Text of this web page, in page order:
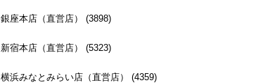
銀座本店（直営店） (3898)
新宿本店（直営店） (5323)
横浜みなとみらい店（直営店） (4359)